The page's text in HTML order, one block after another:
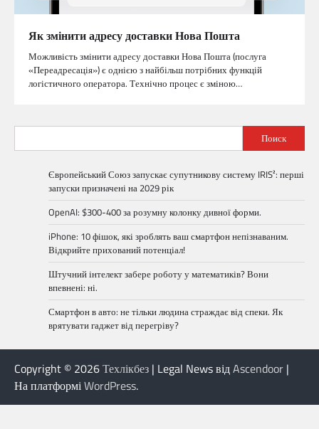
Як змінити адресу доставки Нова Пошта
Можливість змінити адресу доставки Нова Пошта (послуга
«Переадресація») є однією з найбільш потрібних функцій
логістичного оператора. Технічно процес є зміною…
Поиск
Європейський Союз запускає супутникову систему IRIS²: перші
запуски призначені на 2029 рік
OpenAI: $300-400 за розумну колонку дивної форми.
iPhone: 10 фішок, які зроблять ваш смартфон непізнаваним.
Відкрийте прихований потенціал!
Штучний інтелект забере роботу у математиків? Вони
впевнені: ні.
Смартфон в авто: не тільки людина страждає від спеки. Як
врятувати гаджет від перегріву?
Copyright © 2026Техлікбез | Legal News відAscendoor |
На платформіWordPress.